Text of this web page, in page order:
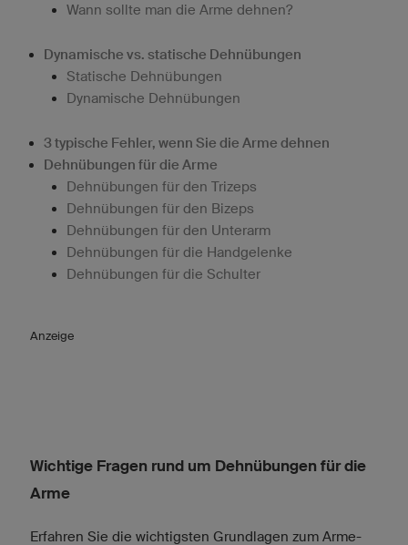
Wann sollte man die Arme dehnen?
Dynamische vs. statische Dehnübungen
Statische Dehnübungen
Dynamische Dehnübungen
3 typische Fehler, wenn Sie die Arme dehnen
Dehnübungen für die Arme
Dehnübungen für den Trizeps
Dehnübungen für den Bizeps
Dehnübungen für den Unterarm
Dehnübungen für die Handgelenke
Dehnübungen für die Schulter
Anzeige
Wichtige Fragen rund um Dehnübungen für die
Arme
Erfahren Sie die wichtigsten Grundlagen zum Arme-